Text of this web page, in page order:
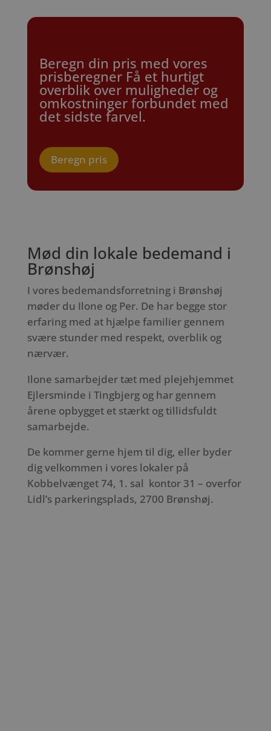
Beregn din pris med vores
prisberegner Få et hurtigt
overblik over muligheder og
omkostninger forbundet med
det sidste farvel.
Beregn pris
Mød din lokale bedemand i
Brønshøj
I vores bedemandsforretning i Brønshøj
møder du Ilone og Per. De har begge stor
erfaring med at hjælpe familier gennem
svære stunder med respekt, overblik og
nærvær.
Ilone samarbejder tæt med plejehjemmet
Ejlersminde i Tingbjerg og har gennem
årene opbygget et stærkt og tillidsfuldt
samarbejde.
De kommer gerne hjem til dig, eller byder
dig velkommen i vores lokaler på
Kobbelvænget 74, 1. sal kontor 31 – overfor
Lidl’s parkeringsplads, 2700 Brønshøj.